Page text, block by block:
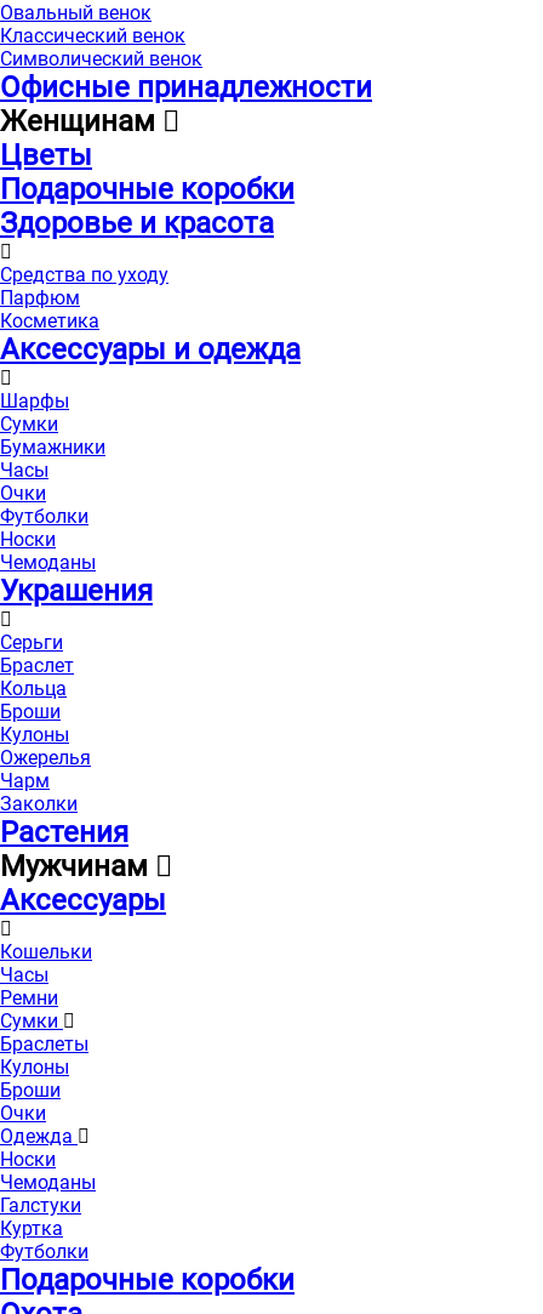
Овальный венок
Классический венок
Символический венок
Офисные принадлежности
Женщинам
Цветы
Подарочные коробки
Здоровье и красота
Средства по уходу
Парфюм
Косметика
Аксессуары и одежда
Шарфы
Сумки
Бумажники
Часы
Очки
Футболки
Носки
Чемоданы
Украшения
Серьги
Браслет
Кольца
Броши
Кулоны
Ожерелья
Чарм
Заколки
Растения
Мужчинам
Аксессуары
Кошельки
Часы
Ремни
Сумки
Браслеты
Кулоны
Броши
Очки
Одежда
Носки
Чемоданы
Галстуки
Куртка
Футболки
Подарочные коробки